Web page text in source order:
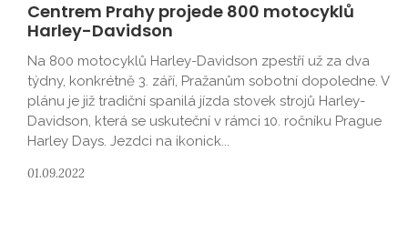
Centrem Prahy projede 800 motocyklů
Harley-Davidson
Na 800 motocyklů Harley-Davidson zpestří už za dva
týdny, konkrétně 3. září, Pražanům sobotní dopoledne. V
plánu je již tradiční spanilá jízda stovek strojů Harley-
Davidson, která se uskuteční v rámci 10. ročníku Prague
Harley Days. Jezdci na ikonick...
01.09.2022